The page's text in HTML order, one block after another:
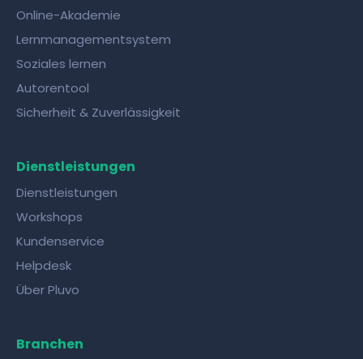
Online-Akademie
Lernmanagementsystem
Soziales lernen
Autorentool
Sicherheit & Zuverlässigkeit
Dienstleistungen
Dienstleistungen
Workshops
Kundenservice
Helpdesk
Über Pluvo
Branchen